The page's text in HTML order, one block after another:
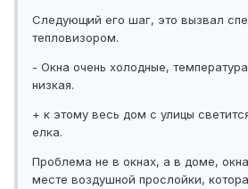
Следующий его шаг, это вызвал
тепловизором.
- Окна очень холодные,
низкая.
+ к этому весь дом с улицы
елка.
Проблема не в окнах, а в доме,
месте воздушной прослойки,